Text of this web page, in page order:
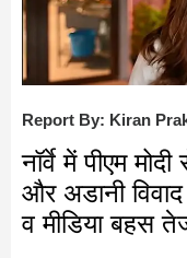
Report By: Kiran
नॉर्वे में पीएम
और अडानी
व मीडिया बहस